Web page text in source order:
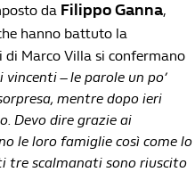
da Filippo Ganna,
hanno battuto la
di Marco Villa si confermano
– le parole un po’
mentre dopo ieri
Devo dire grazie ai
le loro famiglie così come lo
tre scalmanati sono riuscito